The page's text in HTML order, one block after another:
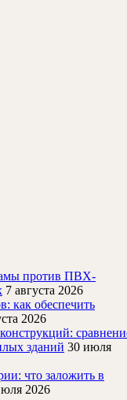
против ПВХ-
7 августа 2026
как обеспечить
2026
зданий 30 июля
что заложить в
2026